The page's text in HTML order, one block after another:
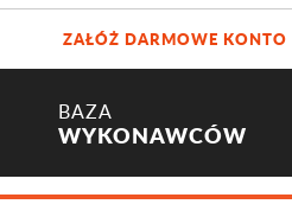
ZAŁÓŻ DARMOWE KONTO
BAZA
WYKONAWCÓW